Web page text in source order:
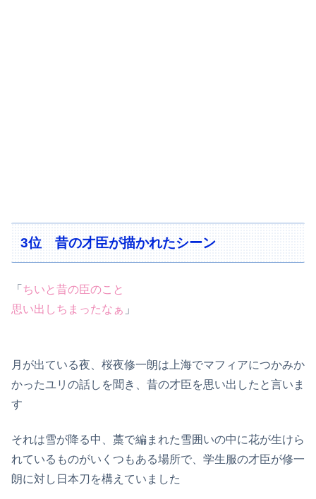
3位 昔の才臣が描かれたシーン
「 ちいと昔の臣のこと
思い出しちまったなぁ 」
月が出ている夜、桜夜修一朗は上海でマフィアにつかみか
かったユリの話しを聞き、昔の才臣を思い出したと言いま
す
それは雪が降る中、藁で編まれた雪囲いの中に花が生けら
れているものがいくつもある場所で、学生服の才臣が修一
朗に対し日本刀を構えていました